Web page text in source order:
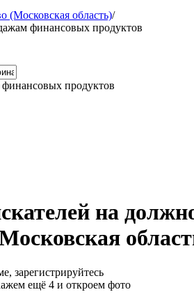
(Московская область)/
финансовых продуктов
продуктов
на
зарегистрируйтесь
ещё 4 и откроем фото